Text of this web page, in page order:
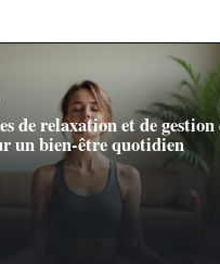
de relaxation et de gestion
un bien-être quotidien